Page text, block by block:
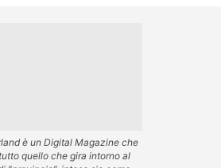
è un Digital Magazine che
quello che gira intorno al